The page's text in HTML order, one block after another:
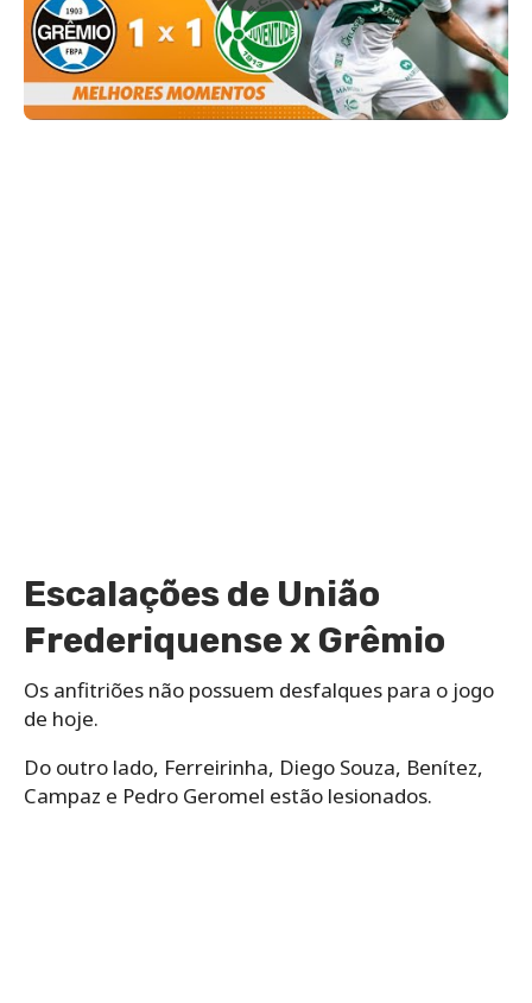
Escalações de União
Frederiquense x Grêmio
Os anfitriões não possuem desfalques para o jogo
de hoje.
Do outro lado, Ferreirinha, Diego Souza, Benítez,
Campaz e Pedro Geromel estão lesionados.